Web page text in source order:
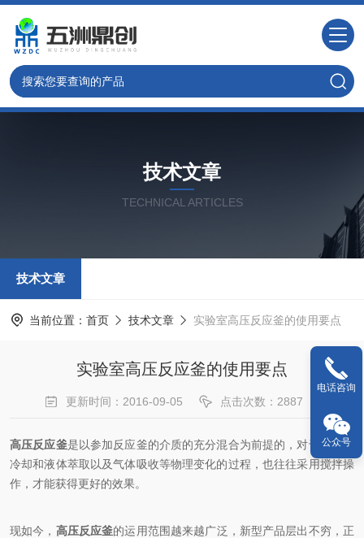
技术文章
TECHNICAL ARTICLES
技术文章
当前位置： 首页 技术文章 实验室高压反应釜的使用要点
实验室高压反应釜的使用要点
更新时间：2016-09-05 点击次数：2887
高压反应釜是以参加反应釜的介质的充分混合为前提的，对于加热、
冷却和液体萃取以及气体吸收等物理变化的过程，也往往采用搅拌操
作，才能获得更好的效果。
现如今， 高压反应釜的运用范围越来越广泛，新型产品层出不穷，正
电话咨询
公众号